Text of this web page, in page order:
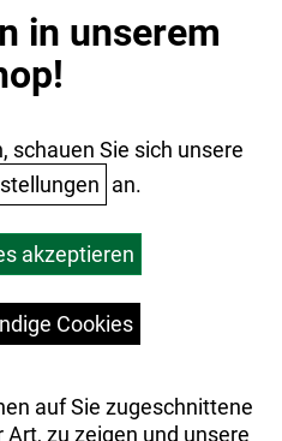
in unserem
schauen Sie sich unsere
an.
akzeptieren
Cookies
auf Sie zugeschnittene
zu zeigen und unsere